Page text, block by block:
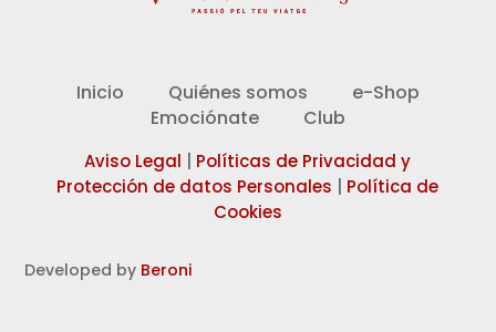
Inicio Quiénes somos
e-Shop
Emociónate
Club
Aviso Legal
Políticas de Privacidad y
Protección de datos Personales
Política de
Cookies
Developed by Beroni